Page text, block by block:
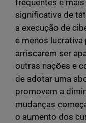
frequentes e
significativa de
a execução de
e menos
arriscarem ser
outras nações e
de adotar uma
promovem a
mudanças
o aumento dos